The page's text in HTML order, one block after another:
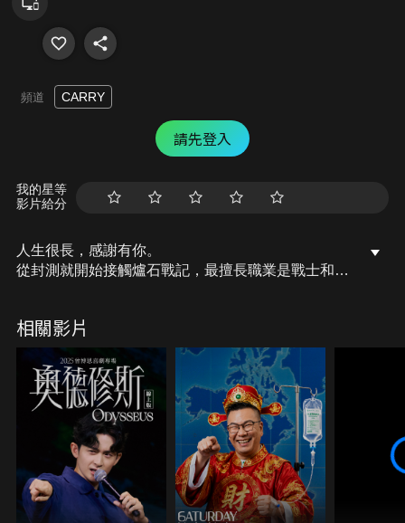
頻道 CARRY
請先登入
我的星等
影片給分
人生很長，感謝有你。
從封測就開始接觸爐石戰記，最擅長職業是戰士和牧
醒。
從陰暗幽霾的蛇界森林甦醒吧， 趁此良機，莫再猶
豫，恭請蛇界至尊雙飛寶典！
OSkomodo 還不一起加入蛇教跟著教主一起前進!
相關影片